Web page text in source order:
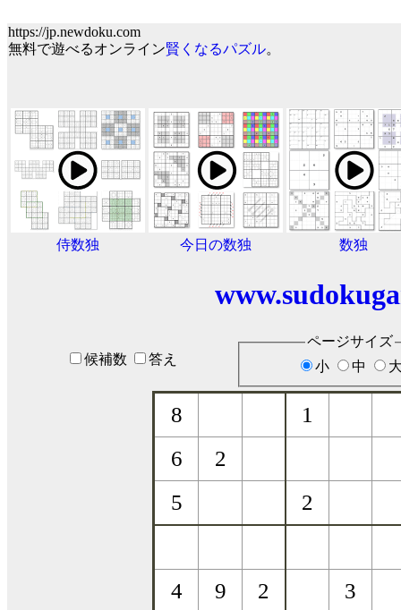
https://jp.newdoku.com
無料で遊べるオンライン賢くなるパズル。
侍数独 今日の数独 数独
候補数 答え
ページサイズ
小
中